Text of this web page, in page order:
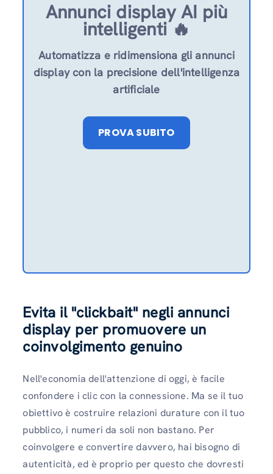
Annunci display AI più
intelligenti 🔥
Automatizza e ridimensiona gli annunci
display con la precisione dell'intelligenza
artificiale
PROVA SUBITO
Evita il "clickbait" negli annunci
display per promuovere un
coinvolgimento genuino
Nell'economia dell'attenzione di oggi, è facile
confondere i clic con la connessione. Ma se il tuo
obiettivo è costruire relazioni durature con il tuo
pubblico, i numeri da soli non bastano. Per
coinvolgere e convertire davvero, hai bisogno di
autenticità, ed è proprio per questo che dovresti